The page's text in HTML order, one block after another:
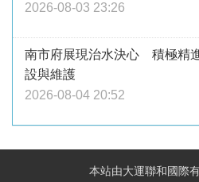
2026-08-03 23:26
南市府展現治水決心 積極精
設與維護
2026-08-04 20:52
本站由大運聯和國際